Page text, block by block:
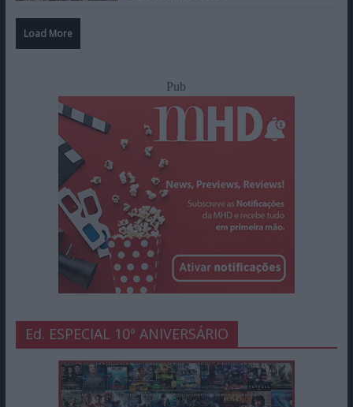
Load More
Pub
Ed. ESPECIAL 10º ANIVERSÁRIO